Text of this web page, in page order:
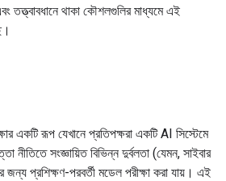
তত্ত্বাবধানে থাকা কৌশলগুলির মাধ্যমে এই
একটি রূপ যেখানে প্রতিপক্ষরা একটি AI সিস্টেমে
নীতিতে সংজ্ঞায়িত বিভিন্ন দুর্বলতা (যেমন, সাইবার
জন্য প্রশিক্ষণ-পরবর্তী মডেল পরীক্ষা করা যায়। এই